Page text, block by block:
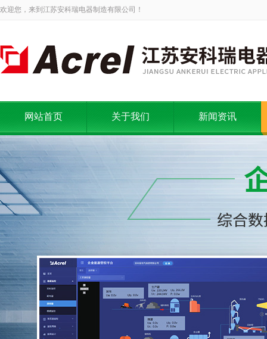
欢迎您，来到江苏安科瑞电器制造有限公司！
网站首页 关于我们 新闻资讯